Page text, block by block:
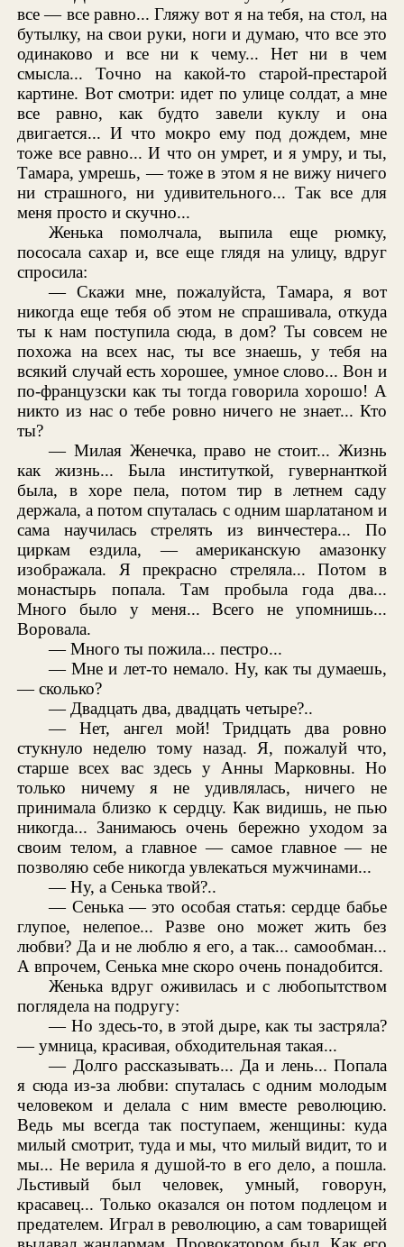
все — все равно... Гляжу вот я на тебя, на стол, на
бутылку, на свои руки, ноги и думаю, что все это
одинаково и все ни к чему... Нет ни в чем
смысла... Точно на какой-то старой-престарой
картине. Вот смотри: идет по улице солдат, а мне
все равно, как будто завели куклу и она
двигается... И что мокро ему под дождем, мне
тоже все равно... И что он умрет, и я умру, и ты,
Тамара, умрешь, — тоже в этом я не вижу ничего
ни страшного, ни удивительного... Так все для
меня просто и скучно...
Женька помолчала, выпила еще рюмку,
пососала сахар и, все еще глядя на улицу, вдруг
спросила:
— Скажи мне, пожалуйста, Тамара, я вот
никогда еще тебя об этом не спрашивала, откуда
ты к нам поступила сюда, в дом? Ты совсем не
похожа на всех нас, ты все знаешь, у тебя на
всякий случай есть хорошее, умное слово... Вон и
по-французски как ты тогда говорила хорошо! А
никто из нас о тебе ровно ничего не знает... Кто
ты?
— Милая Женечка, право не стоит... Жизнь
как жизнь... Была институткой, гувернанткой
была, в хоре пела, потом тир в летнем саду
держала, а потом спуталась с одним шарлатаном и
сама научилась стрелять из винчестера... По
циркам ездила, — американскую амазонку
изображала. Я прекрасно стреляла... Потом в
монастырь попала. Там пробыла года два...
Много было у меня... Всего не упомнишь...
Воровала.
— Много ты пожила... пестро...
— Мне и лет-то немало. Ну, как ты думаешь,
— сколько?
— Двадцать два, двадцать четыре?..
— Нет, ангел мой! Тридцать два ровно
стукнуло неделю тому назад. Я, пожалуй что,
старше всех вас здесь у Анны Марковны. Но
только ничему я не удивлялась, ничего не
принимала близко к сердцу. Как видишь, не пью
никогда... Занимаюсь очень бережно уходом за
своим телом, а главное — самое главное — не
позволяю себе никогда увлекаться мужчинами...
— Ну, а Сенька твой?..
— Сенька — это особая статья: сердце бабье
глупое, нелепое... Разве оно может жить без
любви? Да и не люблю я его, а так... самообман...
А впрочем, Сенька мне скоро очень понадобится.
Женька вдруг оживилась и с любопытством
поглядела на подругу:
— Но здесь-то, в этой дыре, как ты застряла?
— умница, красивая, обходительная такая...
— Долго рассказывать... Да и лень... Попала
я сюда из-за любви: спуталась с одним молодым
человеком и делала с ним вместе революцию.
Ведь мы всегда так поступаем, женщины: куда
милый смотрит, туда и мы, что милый видит, то и
мы... Не верила я душой-то в его дело, а пошла.
Льстивый был человек, умный, говорун,
красавец... Только оказался он потом подлецом и
предателем. Играл в революцию, а сам товарищей